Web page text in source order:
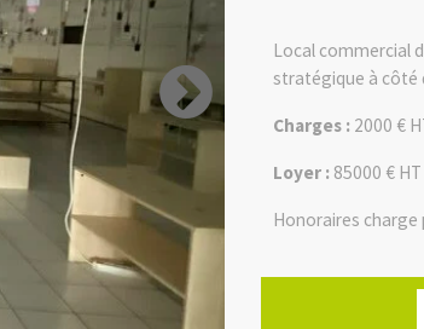
Local commercial
stratégique à côté
Charges : 2000 €
Loyer : 85000 € HT
Honoraires charge
le site Géorisques :